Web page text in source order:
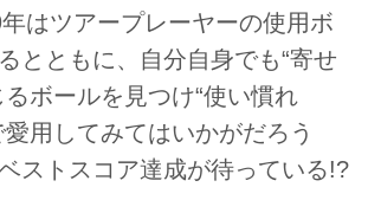
はツアープレーヤーの使用ボ
とともに、自分自身でも“寄せ
ボールを見つけ“使い慣れ
愛用してみてはいかがだろう
ストスコア達成が待っている!?